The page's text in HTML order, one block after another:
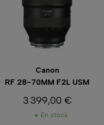
Canon
RF 28-70MM F2L USM
Prix
3 399,00 €
En stock